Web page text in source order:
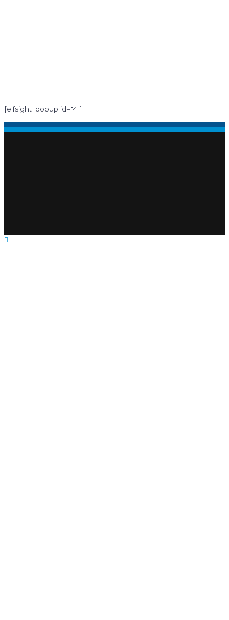
[elfsight_popup id="4"]